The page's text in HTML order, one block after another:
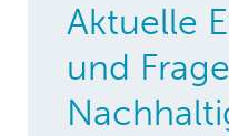
Aktuelle
und